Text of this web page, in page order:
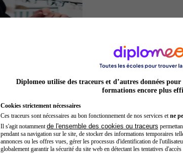
Diplomeo utilise des traceurs et d’autres données pour
formations encore plus
Cookies strictement nécessaires
Ces traceurs sont nécessaires au bon fonctionnement de nos services et ne
Il s'agit notamment de l'ensemble des cookies ou traceurs
pendant sa navigation sur le site, de stocker des informations temporaires
annonces ou les offres vues, gérer les processus d'identification de
globalement garantir la sécurité du site web en détectant les tentatives